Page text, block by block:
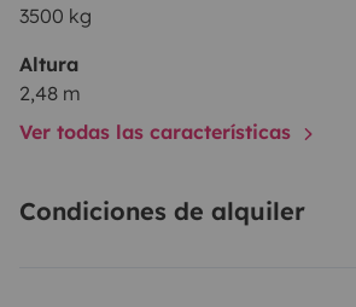
3500 kg
Altura
2,48 m
Ver todas las características
Condiciones de alquiler